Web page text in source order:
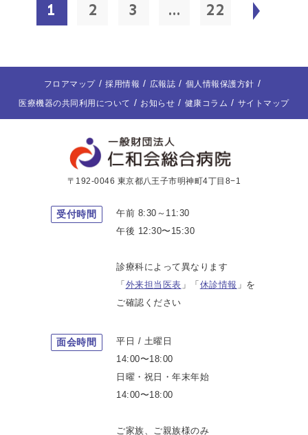
1 2 3 ... 22
フロアマップ 採用情報 広報誌
個人情報保護方針
医療機器の共同利用について
お知らせ 健康コラム サイトマップ
〒192-0046 東京都八王子市明神町4丁目8−1
受付時間
午前 8:30～11:30
午後 12:30〜15:30
診療科によって異なります
「 外来担当医表 」「 休診情報 」を
ご確認ください
面会時間
平日 / 土曜日
14:00〜18:00
日曜・祝日・年末年始
14:00〜18:00
ご家族、ご親族様のみ